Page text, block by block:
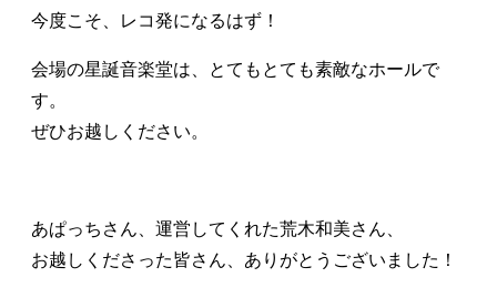
今度こそ、レコ発になるはず！
会場の星誕音楽堂は、とてもとても素敵なホールで
す。
ぜひお越しください。
あぱっちさん、運営してくれた荒木和美さん、
お越しくださった皆さん、ありがとうございました！